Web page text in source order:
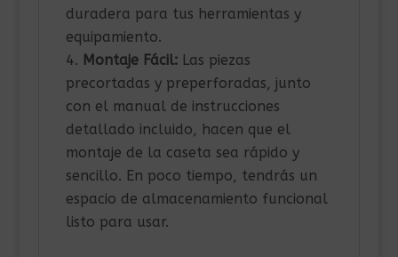
duradera para tus herramientas y
equipamiento.
Montaje Fácil:Las piezas
precortadas y preperforadas, junto
con el manual de instrucciones
detallado incluido, hacen que el
montaje de la caseta sea rápido y
sencillo. En poco tiempo, tendrás un
espacio de almacenamiento funcional
listo para usar.